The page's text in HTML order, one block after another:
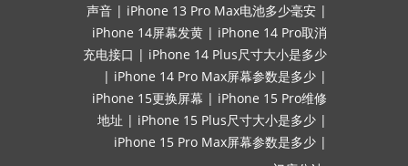
声音 | iPhone 13 Pro Max电池多少毫安 |
iPhone 14屏幕发黄 | iPhone 14 Pro取消
充电接口 | iPhone 14 Plus尺寸大小是多少
| iPhone 14 Pro Max屏幕参数是多少 |
iPhone 15更换屏幕 | iPhone 15 Pro维修
地址 | iPhone 15 Plus尺寸大小是多少 |
iPhone 15 Pro Max屏幕参数是多少 |